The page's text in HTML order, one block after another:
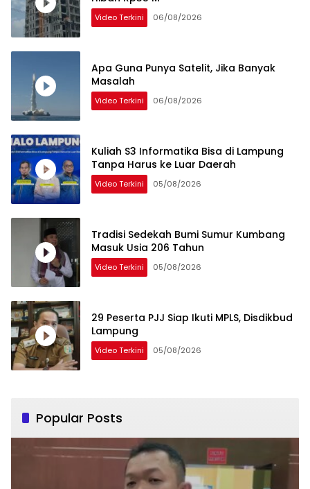
Video Terkini 06/08/2026
Apa Guna Punya Satelit, Jika Banyak
Masalah
Video Terkini 06/08/2026
Kuliah S3 Informatika Bisa di Lampung
Tanpa Harus ke Luar Daerah
Video Terkini 05/08/2026
Tradisi Sedekah Bumi Sumur Kumbang
Masuk Usia 206 Tahun
Video Terkini 05/08/2026
29 Peserta PJJ Siap Ikuti MPLS, Disdikbud
Lampung
Video Terkini 05/08/2026
Popular Posts